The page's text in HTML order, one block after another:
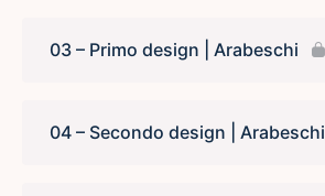
03 – Primo design | Arabeschi
04 – Secondo design | Arabeschi